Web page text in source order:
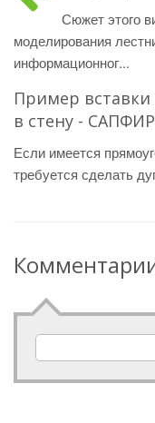
Сюжет этого
моделирования
информационног...
Пример вставки
в стену - САПФИР
Если имеется
требуется сделать